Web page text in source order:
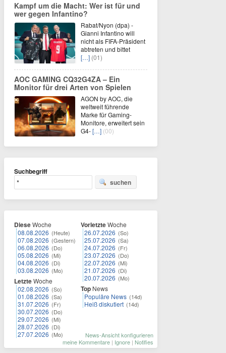
Kampf um die Macht: Wer ist für und
wer gegen Infantino?
Rabat/Nyon (dpa) -
Gianni Infantino will
nicht als FIFA-Präsident
abtreten und bittet
[…] (01)
AOC GAMING CQ32G4ZA – Ein
Monitor für drei Arten von Spielen
AGON by AOC, die
weltweit führende
Marke für Gaming-
Monitore, erweitert sein
G4-[…] (00)
Suchbegriff
suchen
DieseWoche
08.08.2026 (Heute)
07.08.2026 (Gestern)
06.08.2026 (Do)
05.08.2026 (Mi)
04.08.2026 (Di)
03.08.2026 (Mo)
LetzteWoche
02.08.2026 (So)
01.08.2026 (Sa)
31.07.2026 (Fr)
30.07.2026 (Do)
29.07.2026 (Mi)
28.07.2026 (Di)
27.07.2026 (Mo)
VorletzteWoche
26.07.2026 (So)
25.07.2026 (Sa)
24.07.2026 (Fr)
23.07.2026 (Do)
22.07.2026 (Mi)
21.07.2026 (Di)
20.07.2026 (Mo)
Top News
Populäre News (14d)
Heiß diskutiert (14d)
News-Ansicht konfigurieren
meine Kommentare | Ignore | Notifies